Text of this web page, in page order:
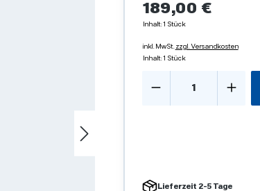
Regulärer Preis:
189,00 €
Inhalt:1 Stück
inkl. MwSt. zzgl. Versandkosten
Inhalt:1 Stück
Produkt
Lieferzeit 2-5 Tage